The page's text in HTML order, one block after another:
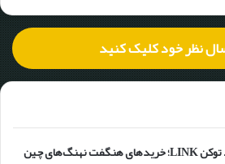
نظر خود کلیک کنید
صعود توکن LINK؛ خریدهای هنگفت نهنگ‌های چین